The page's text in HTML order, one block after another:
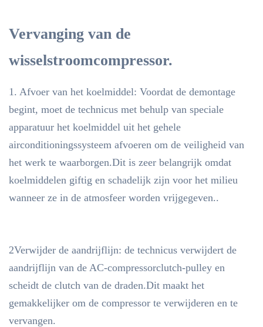
Vervanging van de
wisselstroomcompressor.
1. Afvoer van het koelmiddel: Voordat de demontage
begint, moet de technicus met behulp van speciale
apparatuur het koelmiddel uit het gehele
airconditioningssysteem afvoeren om de veiligheid van
het werk te waarborgen.Dit is zeer belangrijk omdat
koelmiddelen giftig en schadelijk zijn voor het milieu
wanneer ze in de atmosfeer worden vrijgegeven..
2Verwijder de aandrijflijn: de technicus verwijdert de
aandrijflijn van de AC-compressorclutch-pulley en
scheidt de clutch van de draden.Dit maakt het
gemakkelijker om de compressor te verwijderen en te
vervangen.